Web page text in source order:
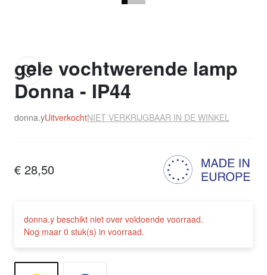
gele vochtwerende lamp
Donna - IP44
donna.yUitverkochtNIET VERKRIJGBAAR IN DE WINKEL
€ 28,50
donna.y beschikt niet over voldoende voorraad.
Nog maar 0 stuk(s) in voorraad.